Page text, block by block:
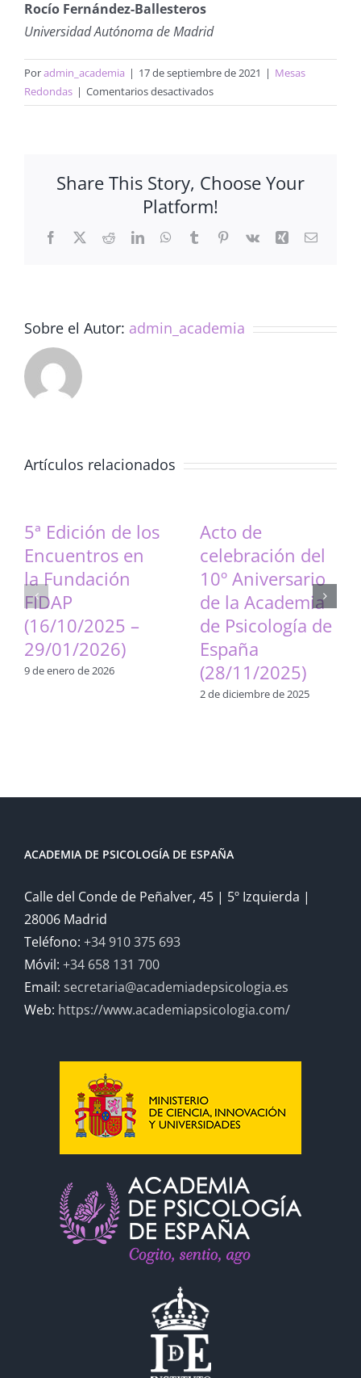
Rocío Fernández-Ballesteros
Universidad Autónoma de Madrid
Poradmin_academia | 17 de septiembre de 2021 | Mesas
Redondas | Comentarios desactivadosen
Contribuciones
a
un
Sostenible
Share This Story, Choose Your
Platform!
Facebook
X RedditLinkedInWhatsApp
TumblrPinterest
Vk Xing Correo
Sobre el Autor: admin_academia
Artículos relacionados
5ª Edición de los
Encuentros en
la Fundación
FIDAP
(16/10/2025 –
29/01/2026)
9 de enero de 2026
Acto de
celebración del
10º Aniversario
de la Academia
de Psicología de
España
(28/11/2025)
2 de diciembre de 2025
ACADEMIA DE PSICOLOGÍA DE ESPAÑA
Calle del Conde de Peñalver, 45 | 5º Izquierda |
28006 Madrid
Teléfono: +34 910 375 693
Móvil: +34 658 131 700
Email: secretaria@academiadepsicologia.es
Web: https://www.academiapsicologia.com/